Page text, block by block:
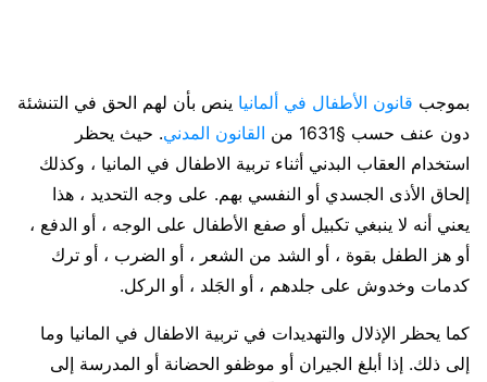
بموجب قانون الأطفال في ألمانيا ينص بأن لهم الحق في التنشئة
دون عنف حسب §1631 من
القانون المدني. حيث يحظر
استخدام العقاب البدني أثناء تربية الاطفال في المانيا ، وكذلك
إلحاق الأذى الجسدي أو النفسي بهم. على وجه التحديد ، هذا
يعني أنه لا ينبغي تكبيل أو صفع الأطفال على الوجه ، أو الدفع ،
أو هز الطفل بقوة ، أو الشد من الشعر ، أو الضرب ، أو ترك
كدمات وخدوش على جلدهم ، أو الجَلد ، أو الركل.
كما يحظر الإذلال والتهديدات في تربية الاطفال في المانيا وما
إلى ذلك. إذا أبلغ الجيران أو موظفو الحضانة أو المدرسة إلى